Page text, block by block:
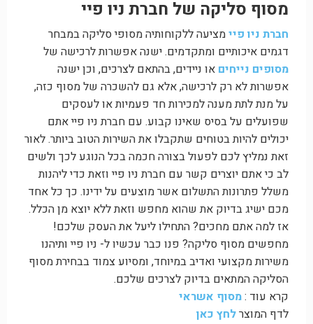
מסוף סליקה של חברת ניו פיי
חברת ניו פיימציעה ללקוחותיה מסופי סליקה במבחר
דגמים איכותיים ומתקדמים. ישנה אפשרות לרכישה של
מסופים נייחים או ניידים, בהתאם לצרכים, וכן ישנה
אפשרות לא רק לרכישה, אלא גם להשכרה של מסוף כזה,
על מנת לתת מענה למכירות חד פעמיות או לעסקים
שפועלים על בסיס שאינו קבוע. עם חברת ניו פיי אתם
יכולים להיות בטוחים שתקבלו את השירות הטוב ביותר. לאור
זאת נמליץ לכם לפעול בצורה חכמה בכל הנוגע לכך ולשים
לב כי אתם יוצרים קשר עם חברת ניו פיי וזאת כדי ליהנות
משלל פתרונות התשלום אשר מוצעים על ידינו. כך כל אחד
מכם ישיג בדיוק את שהוא מחפש וזאת ללא יוצא מן הכלל.
אז למה אתם מחכים? התחילו ליעל את העסק שלכם!
מחפשים מסוף סליקה? פנו כבר עכשיו ל- ניו פיי ותיהנו
משירות מקצועי ואדיב במיוחד, ומסיוע צמוד בבחירת מסוף
הסליקה המתאים בדיוק לצרכים שלכם.
קרא עוד :מסוף אשראי
לדף המוצרלחץ כאן